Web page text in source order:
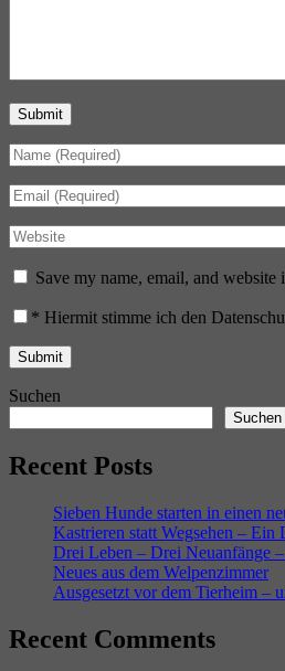
Submit
Save my name, email, and
* Hiermit stimme ich den
Suchen
Suchen
Recent Posts
Sieben Hunde starten in einen
Kastrieren statt Wegsehen –
Drei Leben – Drei Neuanfänge
Neues aus dem Welpenzimmer
Ausgesetzt vor dem Tierheim –
Recent Comments